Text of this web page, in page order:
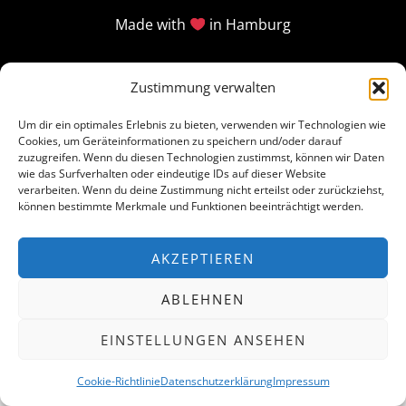
Zustimmung verwalten
Um dir ein optimales Erlebnis zu bieten, verwenden wir Technologien wie
Cookies, um Geräteinformationen zu speichern und/oder darauf
zuzugreifen. Wenn du diesen Technologien zustimmst, können wir Daten
wie das Surfverhalten oder eindeutige IDs auf dieser Website
verarbeiten. Wenn du deine Zustimmung nicht erteilst oder zurückziehst,
können bestimmte Merkmale und Funktionen beeinträchtigt werden.
AKZEPTIEREN
ABLEHNEN
EINSTELLUNGEN ANSEHEN
Cookie-RichtlinieDatenschutzerklärungImpressum
Made with in Hamburg